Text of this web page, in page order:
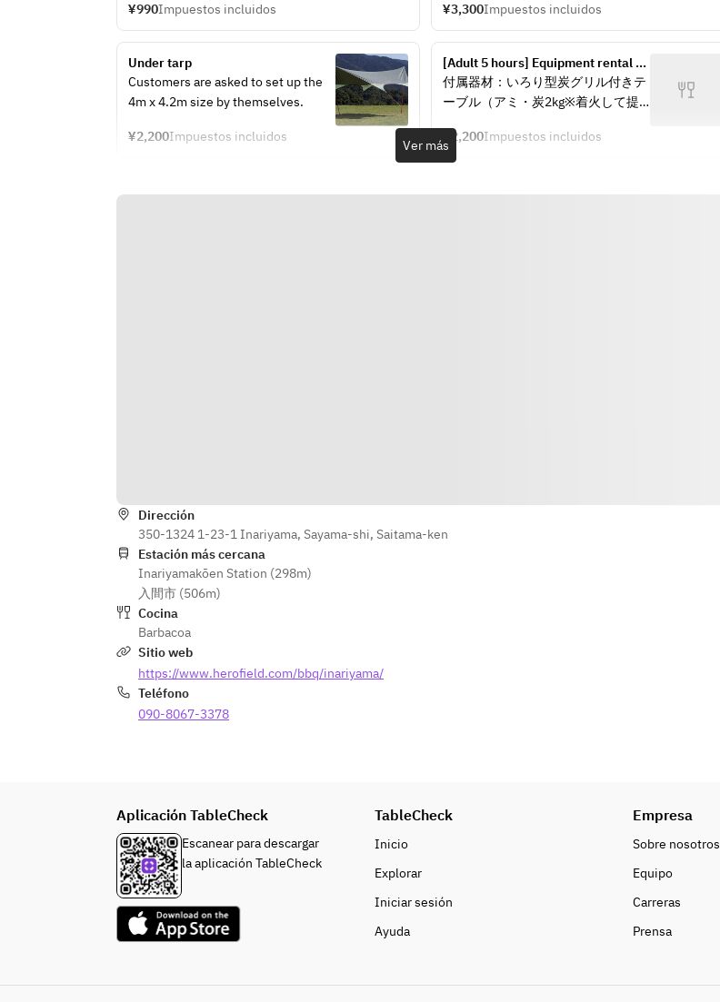
¥990Impuestos incluidos ¥3,300Impuestos incluidos
Under tarp
Customers are asked to set up the
4m x 4.2m size by themselves.
¥2,200Impuestos incluidos
[Adult 5 hours] Equipment rental
set
付属器材：いろり型炭グリル付きテ
ーブル（アミ・炭2kg※着火して提
（トング）、紙皿／割りばし／おし
ぼり
¥2,200Impuestos incluidos
Ver más
Dirección
350-1324 1-23-1 Inariyama, Sayama-shi, Saitama-ken
Estación más cercana
Inariyamakōen Station (298m)
入間市 (506m)
Cocina
Barbacoa
Sitio web
https://www.herofield.com/bbq/inariyama/
Teléfono
090-8067-3378
Aplicación TableCheck
Escanear para descargar
la aplicación TableCheck
TableCheck
Inicio
Explorar
Iniciar sesión
Ayuda
Empresa
Sobre nosotros
Equipo
Carreras
Prensa